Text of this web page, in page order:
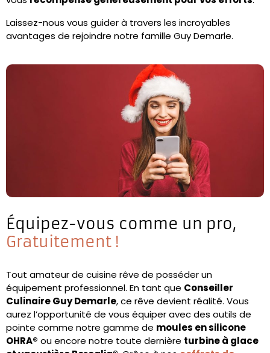
Laissez-nous vous guider à travers les incroyables
avantages de rejoindre notre famille Guy Demarle.
Équipez-vous comme un pro,
Gratuitement !
Tout amateur de cuisine rêve de posséder un
équipement professionnel. En tant que Conseiller
Culinaire Guy Demarle, ce rêve devient réalité. Vous
aurez l’opportunité de vous équiper avec des outils de
pointe comme notre gamme de moules en silicone
OHRA® ou encore notre toute dernière turbine à glace